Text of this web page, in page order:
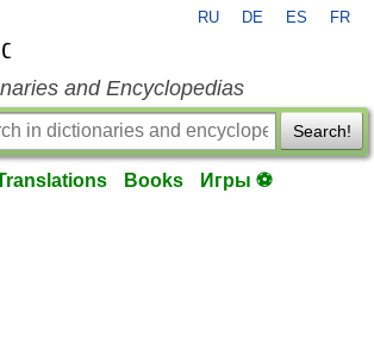
RU DE ES FR
and Encyclopedias
Search!
Books Игры ⚽